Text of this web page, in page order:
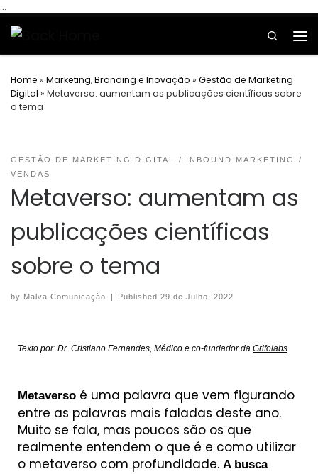
...
Search
Home » Marketing, Branding e Inovação » Gestão de Marketing
Digital » Metaverso: aumentam as publicações científicas sobre
o tema
GESTÃO DE MARKETING DIGITAL
INBOUND MARKETING
VENDAS
Metaverso: aumentam as
publicações científicas
sobre o tema
by Malva Comunicação | Published29 de Julho, 2022
Texto por: Dr. Cristiano Fernandes, Médico e co-fundador da Grifolabs
Metaverso é uma palavra que vem figurando
entre as palavras mais faladas deste ano.
Muito se fala, mas poucos são os que
realmente entendem o que é e como utilizar
o metaverso com profundidade. A busca